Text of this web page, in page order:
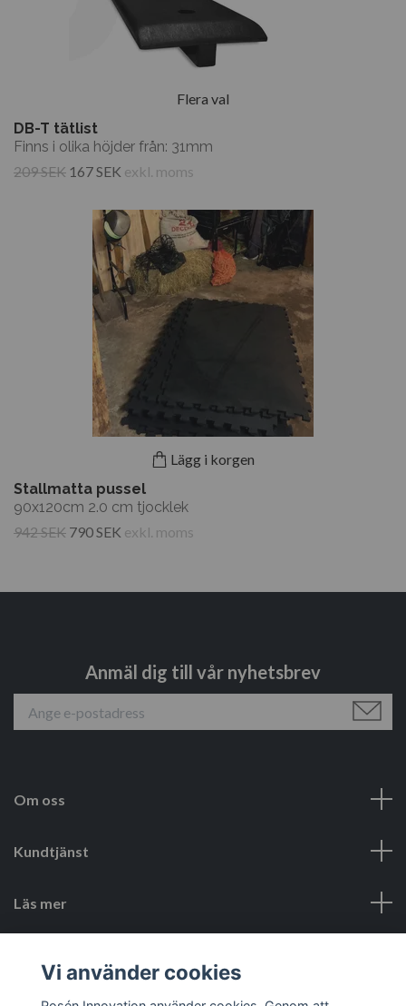
Flera val
DB-T tätlist
Finns i olika höjder från: 31mm
209 SEK 167 SEK exkl. moms
Lägg i korgen
Stallmatta pussel
90x120cm 2.0 cm tjocklek
942 SEK 790 SEK exkl. moms
Anmäl dig till vår nyhetsbrev
Om oss
Kundtjänst
Läs mer
Vi använder cookies